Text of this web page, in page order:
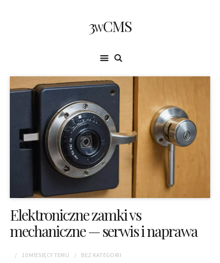
3wCMS
Elektroniczne zamki vs
mechaniczne — serwis i naprawa
10 MIESIĘCY TEMU BEZ KATEGORII